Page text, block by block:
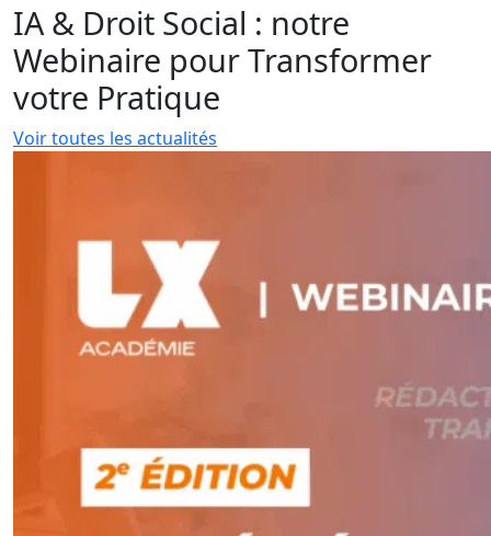
IA & Droit Social : notre
Webinaire pour Transformer
votre Pratique
Voir toutes les actualités